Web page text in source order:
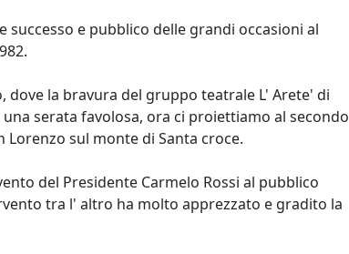
successo e pubblico delle grandi occasioni al
dove la bravura del gruppo teatrale L' Arete' di
serata favolosa, ora ci proiettiamo al secondo
sul monte di Santa croce.
del Presidente Carmelo Rossi al pubblico
tra l' altro ha molto apprezzato e gradito la